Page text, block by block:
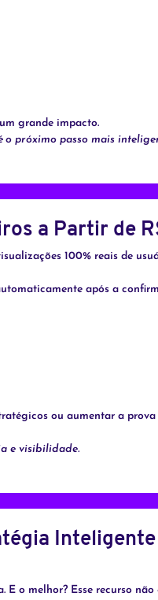
grande impacto.
próximo passo mais
a Partir de
100% reais de
após a
ou aumentar a
e visibilidade.
E o melhor? Esse recurso